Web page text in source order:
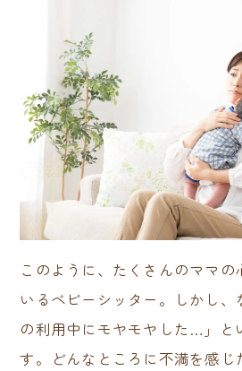
このように、たくさんのママの
いるベビーシッター。しかし、
の利用中にモヤモヤした…」と
す。どんなところに不満を感じ